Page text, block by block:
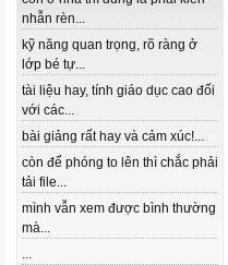
nhẫn rèn...
kỹ năng quan trọng, rõ ràng ở
lớp bé tự...
tài liệu hay, tính giáo dục cao đối
với các...
bài giảng rất hay và cảm xúc!...
còn để phóng to lên thì chắc phải
tải file...
mình vẫn xem được bình thường
mà...
...